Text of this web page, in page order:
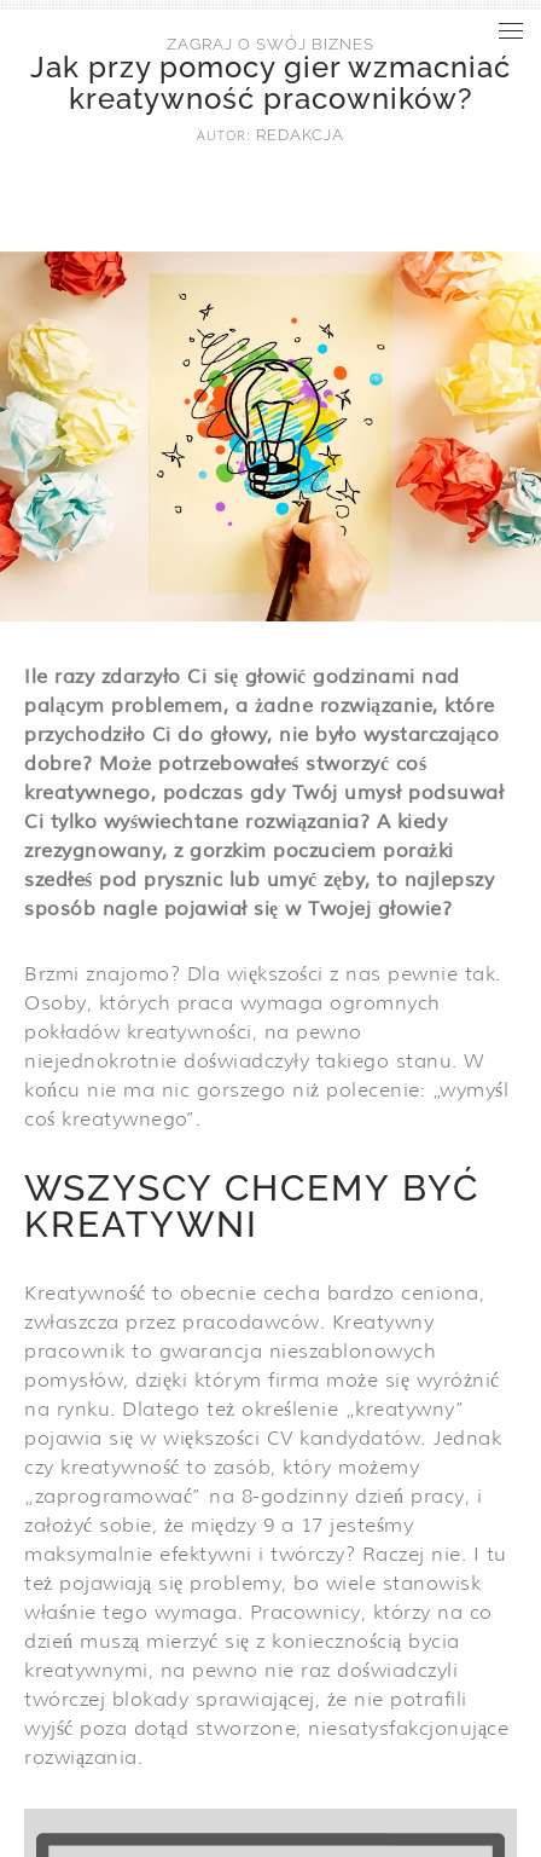
ZAGRAJ O SWÓJ BIZNES
Jak przy pomocy gier wzmacniać
kreatywność pracowników?
AUTOR: REDAKCJA
Ile razy zdarzyło Ci się głowić godzinami nad
palącym problemem, a żadne rozwiązanie, które
przychodziło Ci do głowy, nie było wystarczająco
dobre? Może potrzebowałeś stworzyć coś
kreatywnego, podczas gdy Twój umysł podsuwał
Ci tylko wyświechtane rozwiązania? A kiedy
zrezygnowany, z gorzkim poczuciem porażki
szedłeś pod prysznic lub umyć zęby, to najlepszy
sposób nagle pojawiał się w Twojej głowie?
Brzmi znajomo? Dla większości z nas pewnie tak.
Osoby, których praca wymaga ogromnych
pokładów kreatywności, na pewno
niejednokrotnie doświadczyły takiego stanu. W
końcu nie ma nic gorszego niż polecenie: „wymyśl
coś kreatywnego”.
WSZYSCY CHCEMY BYĆ
KREATYWNI
Kreatywność to obecnie cecha bardzo ceniona,
zwłaszcza przez pracodawców. Kreatywny
pracownik to gwarancja nieszablonowych
pomysłów, dzięki którym firma może się wyróżnić
na rynku. Dlatego też określenie „kreatywny”
pojawia się w większości CV kandydatów. Jednak
czy kreatywność to zasób, który możemy
„zaprogramować” na 8-godzinny dzień pracy, i
założyć sobie, że między 9 a 17 jesteśmy
maksymalnie efektywni i twórczy? Raczej nie. I tu
też pojawiają się problemy, bo wiele stanowisk
właśnie tego wymaga. Pracownicy, którzy na co
dzień muszą mierzyć się z koniecznością bycia
kreatywnymi, na pewno nie raz doświadczyli
twórczej blokady sprawiającej, że nie potrafili
wyjść poza dotąd stworzone, niesatysfakcjonujące
rozwiązania.